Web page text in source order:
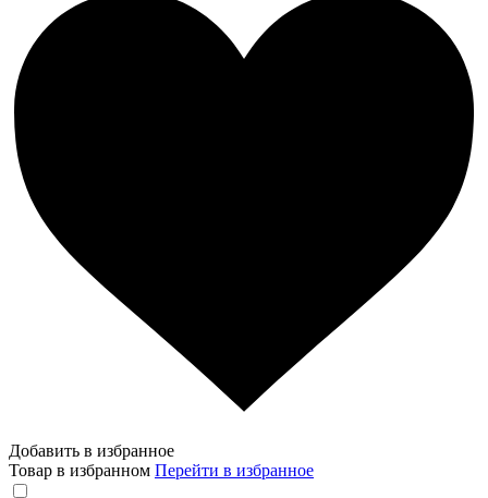
Добавить в избранное
Товар в избранном Перейти в избранное